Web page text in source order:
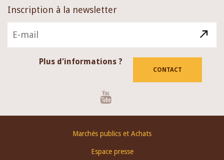
Inscription à la newsletter
Plus d'informations ?
CONTACT
Marchés publics et Achats
Espace presse